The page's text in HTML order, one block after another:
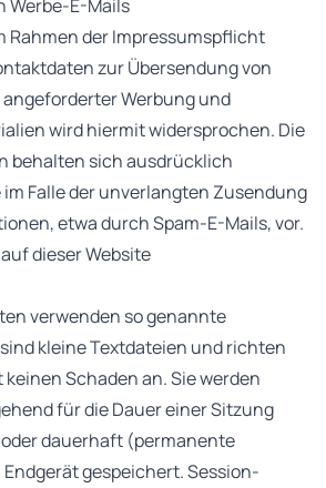
Werbe-E-Mails
Rahmen der Impressumspflicht
zur Übersendung von
Werbung und
wird hiermit widersprochen. Die
behalten sich ausdrücklich
Falle der unverlangten Zusendung
etwa durch Spam-E-Mails, vor.
dieser Website
verwenden so genannte
sind kleine Textdateien und richten
Schaden an. Sie werden
für die Dauer einer Sitzung
dauerhaft (permanente
gespeichert. Session-